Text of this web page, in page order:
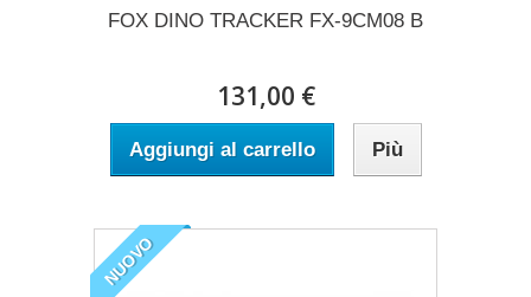
FOX DINO TRACKER FX-9CM08 B
131,00 €
Aggiungi al carrello Più
NUOVO